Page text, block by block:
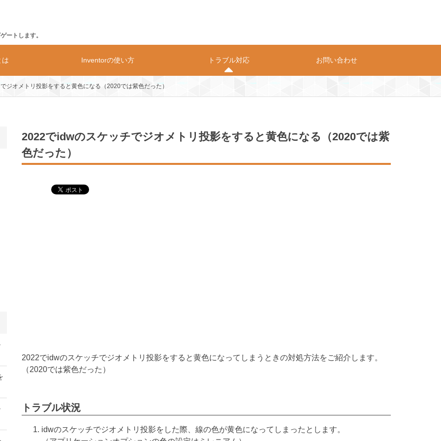
ートします。
は
環境
格
Inventorの使い方
構造解析
トラブル対応 お問い合わせ
ジオメトリ投影をすると黄色になる（2020では紫色だった）
2022でidwのスケッチでジオメトリ投影をすると黄色になる（2020では紫
色だった）
2022でidwのスケッチでジオメトリ投影をすると黄色になってしまうときの対処方法をご紹介します。
（2020では紫色だった）
トラブル状況
idwのスケッチでジオメトリ投影をした際、線の色が黄色になってしまったとします。